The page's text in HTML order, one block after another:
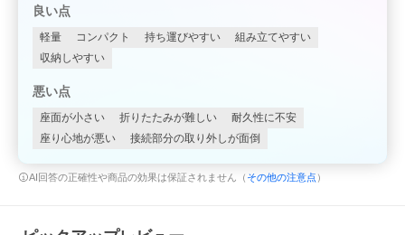
良い点
軽量 コンパクト 持ち運びやすい
組み立てやすい
収納しやすい
悪い点
座面が小さい 折りたたみが難しい
耐久性に不安
座り心地が悪い
接続部分の取り外しが面倒
AI回答の正確性や商品の効果は保証されません（ その他の注意点 ）